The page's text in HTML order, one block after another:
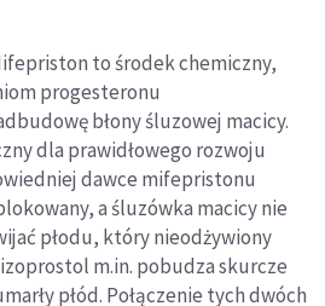
to środek chemiczny,
progesteronu
błony śluzowej macicy.
dla prawidłowego rozwoju
dawce mifepristonu
a śluzówka macicy nie
płodu, który nieodżywiony
m.in. pobudza skurcze
płód. Połączenie tych dwóch